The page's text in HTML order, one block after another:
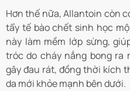
Hơn thế nữa, Allantoin còn
tẩy tế bào chết sinh học
này làm mềm lớp sừng,
tróc do cháy nắng bong ra
gây đau rát, đồng thời kích
da mới khỏe mạnh bên dưới.